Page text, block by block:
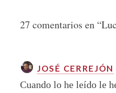
27 comentarios en “
JOSÉ CERREJÓN
Cuando lo he leído le